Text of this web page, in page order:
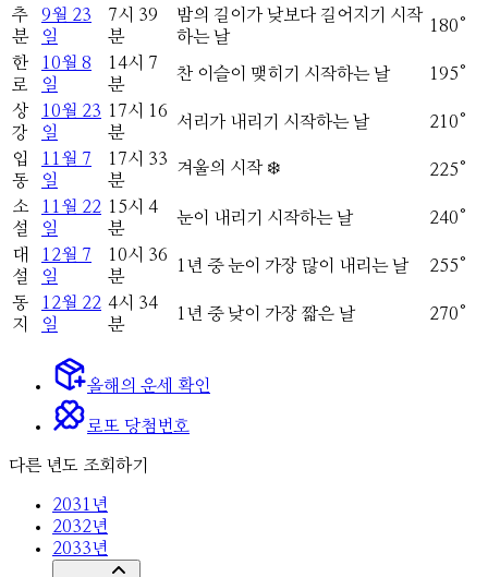
추
분
9월 23
일
7시 39
분
밤의 길이가 낮보다 길어지기 시작
하는 날
180°
한
로
10월 8
일
14시 7
분
찬 이슬이 맺히기 시작하는 날 195°
상
강
10월 23
일
17시
16
분
서리가 내리기 시작하는 날 210°
입
동
11월 7
일
17시 33
분
겨울의 시작 ❄️ 225°
소
설
11월 22
일
15시 4
분
눈이 내리기 시작하는 날 240°
대
설
12월 7
일
10시 36
분
1년 중 눈이 가장 많이 내리는 날 255°
동
지
12월 22
일
4시 34
분
1년 중 낮이 가장 짧은 날 270°
올해의 운세 확인
로또 당첨번호
다른 년도 조회하기
2031년
2032년
2033년